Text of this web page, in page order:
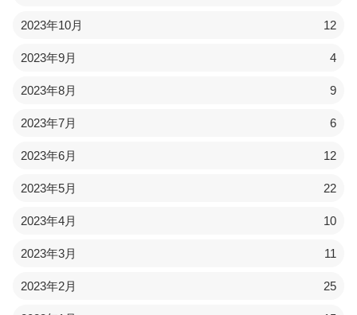
2023年10月 12
2023年9月 4
2023年8月 9
2023年7月 6
2023年6月 12
2023年5月 22
2023年4月 10
2023年3月 11
2023年2月 25